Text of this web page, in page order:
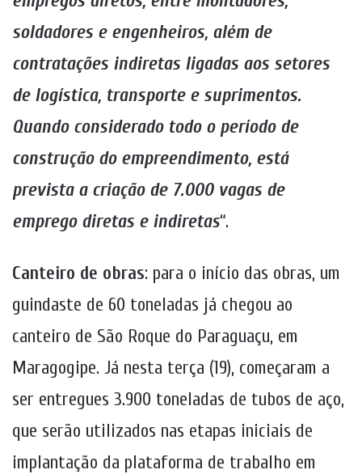
soldadores e engenheiros, além de
contratações indiretas ligadas aos setores
de logística, transporte e suprimentos.
Quando considerado todo o período de
construção do empreendimento, está
prevista a criação de 7.000 vagas de
emprego diretas e indiretas“.
Canteiro de obras: para o início das obras, um
guindaste de 60 toneladas já chegou ao
canteiro de São Roque do Paraguaçu, em
Maragogipe. Já nesta terça (19), começaram a
ser entregues 3.900 toneladas de tubos de aço,
que serão utilizados nas etapas iniciais de
implantação da plataforma de trabalho em